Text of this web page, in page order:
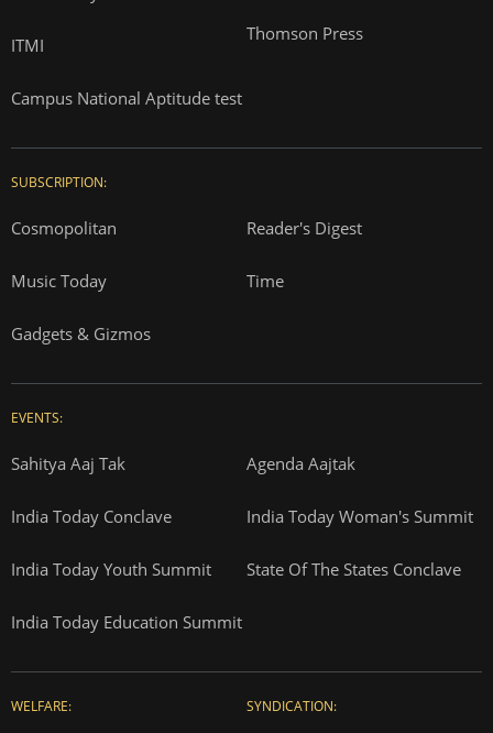
ITMI
Campus National Aptitude test
Thomson Press
SUBSCRIPTION:
Cosmopolitan Reader's Digest
Music Today Time
Gadgets & Gizmos
EVENTS:
Sahitya Aaj Tak Agenda Aajtak
India Today Conclave India Today Woman's Summit
India Today Youth Summit State Of The States Conclave
India Today Education Summit
WELFARE: SYNDICATION: